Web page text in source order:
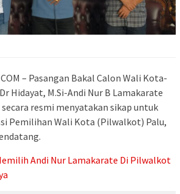
– Pasangan Bakal Calon Wali Kota-
Hidayat, M.Si-Andi Nur B Lamakarate
resmi menyatakan sikap untuk
Pemilihan Wali Kota (Pilwalkot) Palu,
Andi Nur Lamakarate Di Pilwalkot